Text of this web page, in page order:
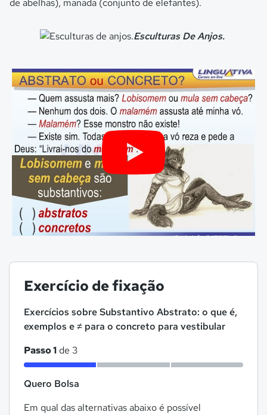
de abelhas), manada (conjunto de elefantes).
Esculturas De Anjos.
Exercício de fixação
Exercícios sobre Substantivo Abstrato: o que é,
exemplos e ≠ para o concreto para vestibular
Passo 1de 3
Quero Bolsa
Em qual das alternativas abaixo é possível